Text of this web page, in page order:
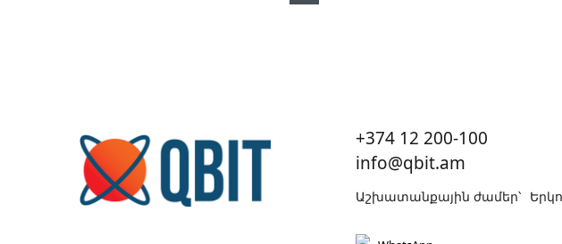
+374 12 200-100
info@qbit.am
Աշխատանքային ժամեր՝